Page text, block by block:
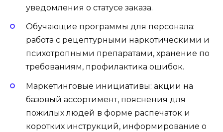
уведомления о статусе заказа.
Обучающие программы для персонала:
работа с рецептурными наркотическими и
психотропными препаратами, хранение по
требованиям, профилактика ошибок.
Маркетинговые инициативы: акции на
базовый ассортимент, пояснения для
пожилых людей в форме распечаток и
коротких инструкций, информирование о